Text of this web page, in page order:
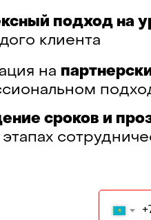
подход на
клиента
на
сроков и